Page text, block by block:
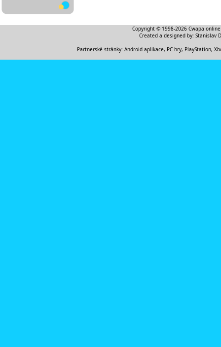
Copyright © 1998-2026 Cwapa
Created a designed by: Stanislav
Partnerské stránky: Android aplikace, PC hry, PlayStation,